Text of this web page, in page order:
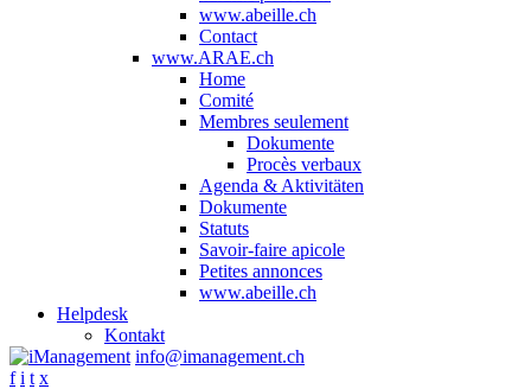
www.abeille.ch
Contact
www.ARAE.ch
Home
Comité
Membres seulement
Dokumente
Procès verbaux
Agenda & Aktivitäten
Dokumente
Statuts
Savoir-faire apicole
Petites annonces
www.abeille.ch
Helpdesk
Kontakt
info@imanagement.ch
f i t x